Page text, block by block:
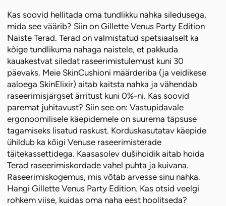
15,39 €.
11,54 €.
1
Vahetustera,
Seinahoidik
kogus
Kas soovid hellitada oma tundlikku nahka siledusega,
mida see väärib? Siin on Gillette Venus Party Edition
Naiste Terad. Terad on valmistatud spetsiaalselt ka
kõige tundlikuma nahaga naistele, et pakkuda
kauakestvat siledat raseerimistulemust kuni 30
päevaks. Meie SkinCushioni määrderiba (ja veidikese
aaloega SkinElixir) aitab kaitsta nahka ja vähendab
raseerimisjärgset ärritust kuni 0%-ni. Kas soovid
paremat juhitavust? Siin see on: Vastupidavale
ergonoomilisele käepidemele on suurema täpsuse
tagamiseks lisatud raskust. Korduskasutatav käepide
ühildub ka kõigi Venuse raseerimisterade
täitekassettidega. Kaasasolev dušihoidik aitab hoida
Terad raseerimiskordade vahel puhta ja kuivana.
Raseerimiskogemus, mis võtab arvesse sinu nahka.
Hangi Gillette Venus Party Edition. Kas otsid veelgi
rohkem viise, kuidas oma naha eest hoolitseda?